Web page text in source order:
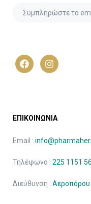
ΕΠΙΚΟΙΝΩΝΙΑ
Email :
Τηλέφωνο : 225 1151
Διεύθυνση : Αεροπόρου